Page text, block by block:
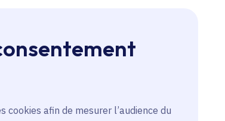
cookies afin de mesurer l’audience du